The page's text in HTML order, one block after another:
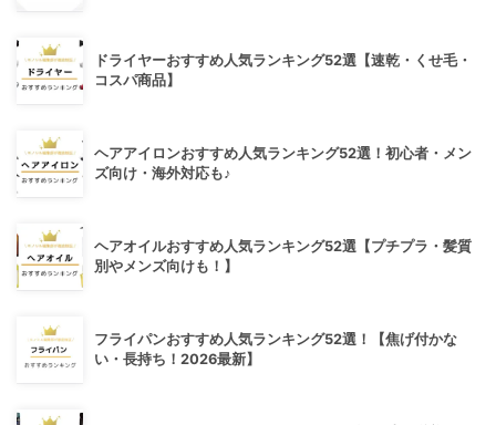
ドライヤーおすすめ人気ランキング52選【速乾・くせ毛・
コスパ商品】
ヘアアイロンおすすめ人気ランキング52選！初心者・メン
ズ向け・海外対応も♪
ヘアオイルおすすめ人気ランキング52選【プチプラ・髪質
別やメンズ向けも！】
フライパンおすすめ人気ランキング52選！【焦げ付かな
い・長持ち！2026最新】